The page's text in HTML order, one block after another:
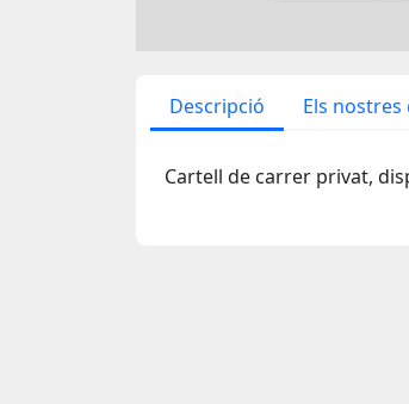
Descripció Els nostres
Cartell de carrer privat,